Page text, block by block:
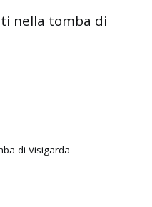
nella tomba di
di Visigarda